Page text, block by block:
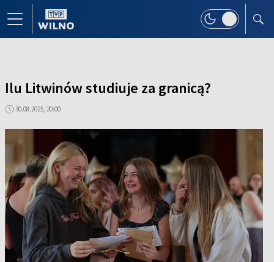
Ilu Litwinów studiuje za granicą?
30.08.2025, 20:00